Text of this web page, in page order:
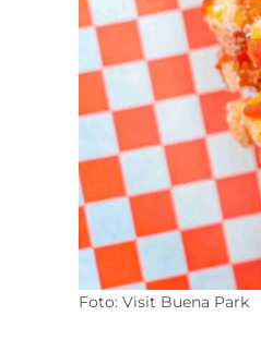
Foto: Visit Buena Park